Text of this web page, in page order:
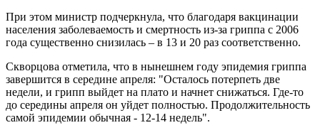
При этом министр подчеркнула, что благодаря вакцинации
населения заболеваемость и смертность из-за гриппа с 2006
года существенно снизилась – в 13 и 20 раз соответственно.
Скворцова отметила, что в нынешнем году эпидемия гриппа
завершится в середине апреля: "Осталось потерпеть две
недели, и грипп выйдет на плато и начнет снижаться. Где-то
до середины апреля он уйдет полностью. Продолжительность
самой эпидемии обычная - 12-14 недель".